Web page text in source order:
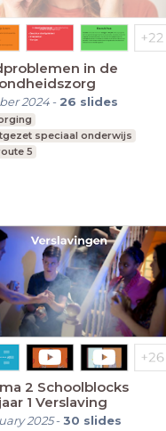
in de
2024- 26 slides
speciaal onderwijs
5
2 Schoolblocks
1 Verslaving
2025-30 slides